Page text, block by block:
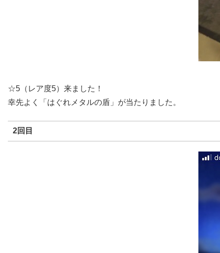
☆5（レア度5）来ました！
幸先よく「はぐれメタルの盾」が当たりました。
2回目